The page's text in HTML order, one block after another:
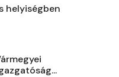
helyiségben